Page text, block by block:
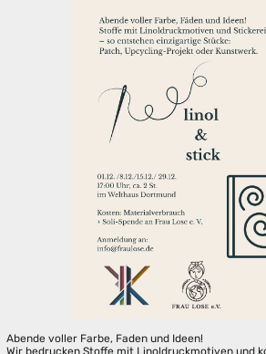
Abende voller Farbe, Faden und Ideen!
Wir bedrucken Stoffe mit Linoldruckmotiven und